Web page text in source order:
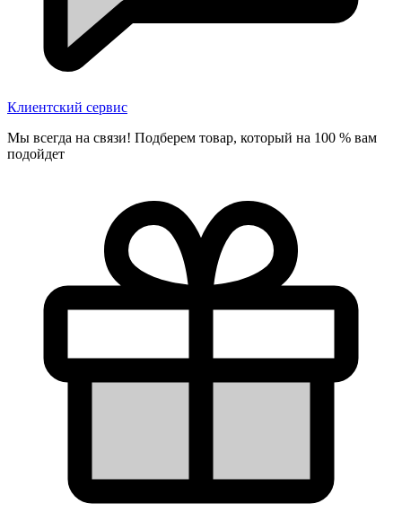
Клиентский сервис
Мы всегда на связи! Подберем товар, который на 100 % вам
подойдет